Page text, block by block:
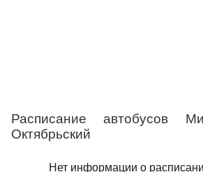
Расписание автобусов
Октябрьский
Нет информации о